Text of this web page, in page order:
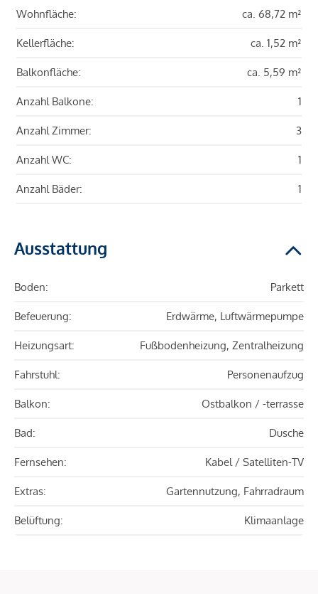
Wohnfläche: ca. 68,72 m²
Kellerfläche: ca. 1,52 m²
Balkonfläche: ca. 5,59 m²
Anzahl Balkone: 1
Anzahl Zimmer: 3
Anzahl WC: 1
Anzahl Bäder: 1
Ausstattung
Boden: Parkett
Befeuerung: Erdwärme, Luftwärmepumpe
Heizungsart: Fußbodenheizung, Zentralheizung
Fahrstuhl: Personenaufzug
Balkon: Ostbalkon / -terrasse
Bad: Dusche
Fernsehen: Kabel / Satelliten-TV
Extras: Gartennutzung, Fahrradraum
Belüftung: Klimaanlage